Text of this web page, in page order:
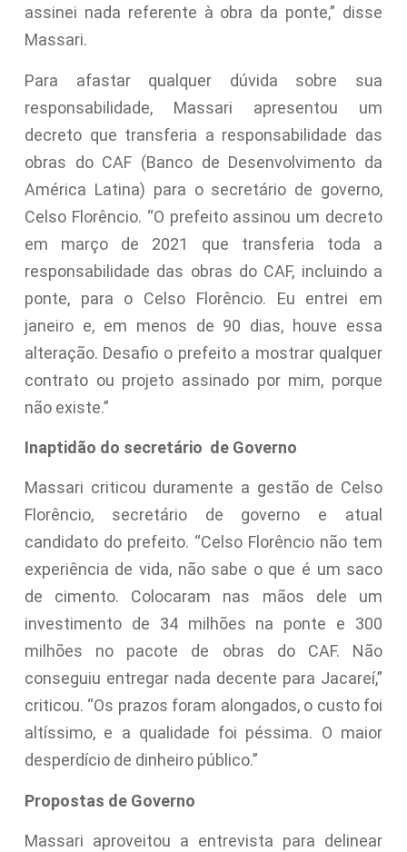
assinei nada referente à obra da ponte,” disse
Massari.
Para afastar qualquer dúvida sobre sua
responsabilidade, Massari apresentou um
decreto que transferia a responsabilidade das
obras do CAF (Banco de Desenvolvimento da
América Latina) para o secretário de governo,
Celso Florêncio. “O prefeito assinou um decreto
em março de 2021 que transferia toda a
responsabilidade das obras do CAF, incluindo a
ponte, para o Celso Florêncio. Eu entrei em
janeiro e, em menos de 90 dias, houve essa
alteração. Desafio o prefeito a mostrar qualquer
contrato ou projeto assinado por mim, porque
não existe.”
Inaptidão do secretário de Governo
Massari criticou duramente a gestão de Celso
Florêncio, secretário de governo e atual
candidato do prefeito. “Celso Florêncio não tem
experiência de vida, não sabe o que é um saco
de cimento. Colocaram nas mãos dele um
investimento de 34 milhões na ponte e 300
milhões no pacote de obras do CAF. Não
conseguiu entregar nada decente para Jacareí,”
criticou. “Os prazos foram alongados, o custo foi
altíssimo, e a qualidade foi péssima. O maior
desperdício de dinheiro público.”
Propostas de Governo
Massari aproveitou a entrevista para delinear